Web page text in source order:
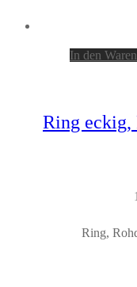
In den
Ring eckig,
Ring,